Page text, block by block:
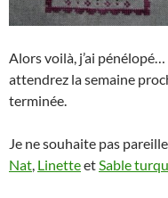
Alors voilà, j’ai
attendrez la semaine
terminée.
Je ne souhaite pas
Nat, LinetteetSable